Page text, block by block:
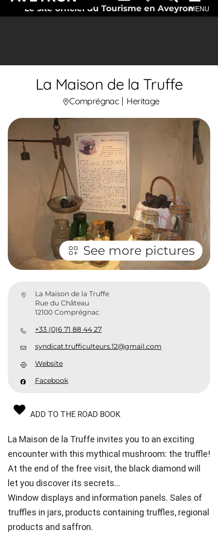
Le site officiel du Tourisme en AveyronMENU
La Maison de la Truffe
Comprégnac Heritage
See more pictures
La Maison de la Truffe
Rue du Château
12100 Comprégnac
+33 (0)6 71 88 44 27
syndicat.trufficulteurs.12@gmail.com
Website
Facebook
ADD TO THE ROAD BOOK
La Maison de la Truffe invites you to an exciting
encounter with this mythical mushroom: the truffle!
At the end of the free visit, the black diamond will
let you discover its secrets...
Window displays and information panels. Sales of
truffles in jars, products containing truffles, regional
products and saffron.